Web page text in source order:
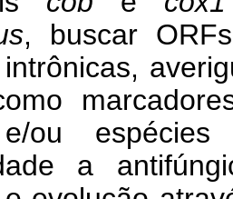
, buscar
e/ou
a